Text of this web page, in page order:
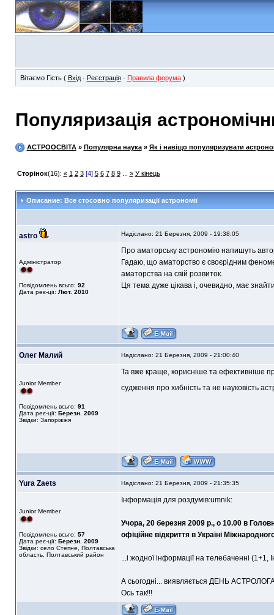
Вітаємо Гість ( Вхід· Реєстрація· Правила форума)
Популяризація
АСТРООСВІТА» Популярна наука» Як і навіщо популяризувати
Сторінок(16): « 1 2 3 [4] 5 6 7 8 9... » У кінець
Описание: Все стосовно популяризації астрономії
astro Надіслано: 21 Березня, 2009 - 19:38:05
Адміністратор
Повідомлень всьго: 92
Дата реє-ції: Лют. 2010
Про аматорську астрономію напишуть
Гадаю, що аматорство є своєрідним
аматорства на свій розвиток.
Ця тема дуже цікава і, очевидно, має
Олег Малий Надіслано: 21 Березня, 2009 - 21:00:40
Junior Member
Повідомлень всьго: 91
Дата реє-ції: Березн. 2009
Звідки: Запоріжжя
Та вже краще, корисніше та ефективніше
судження про хибність та не науковість
Yura Zaets Надіслано: 21 Березня, 2009 - 21:35:35
Junior Member
Повідомлень всьго: 57
Дата реє-ції: Березн. 2009
Звідки: село Степне, Полтавська
область, Полтавський район
Інформація для роздумів:umnik:
Учора, 20 березня 2009 р., о 10.00 в
офіційне відкриття в Україні
...і жодної інформації на телебаченні
А сьогодні... виявляється ДЕНЬ
Ось так!!!